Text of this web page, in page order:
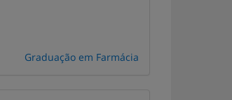
Graduação em Farmácia